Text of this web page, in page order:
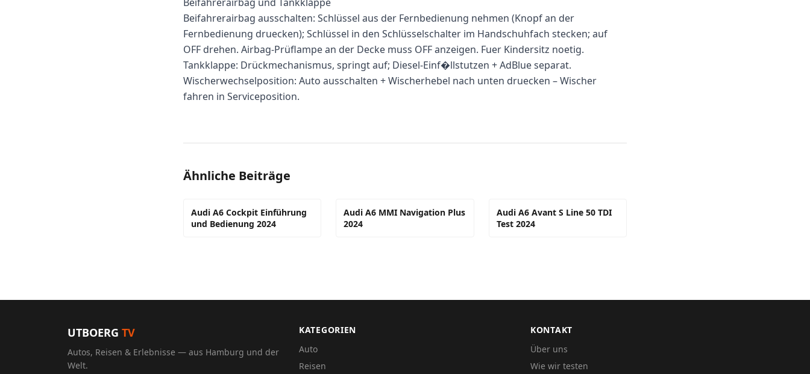
Beifahrerairbag ausschalten: Schlüssel aus der Fernbedienung nehmen (Knopf an der
Fernbedienung druecken); Schlüssel in den Schlüsselschalter im Handschuhfach stecken; auf
OFF drehen. Airbag-Prüflampe an der Decke muss OFF anzeigen. Fuer Kindersitz noetig.
Tankklappe: Drückmechanismus, springt auf; Diesel-Einf�llstutzen + AdBlue separat.
Wischerwechselposition: Auto ausschalten + Wischerhebel nach unten druecken – Wischer
fahren in Serviceposition.
Ähnliche Beiträge
Audi A6 Cockpit Einführung
und Bedienung 2024
Audi A6 MMI Navigation Plus
2024
Audi A6 Avant S Line 50 TDI
Test 2024
UTBOERG TV
Autos, Reisen & Erlebnisse — aus Hamburg und der
Welt.
KATEGORIEN
Auto
Reisen
KONTAKT
Über uns
Wie wir testen